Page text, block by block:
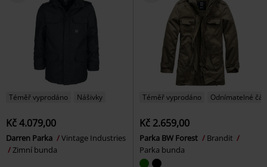
Téměř vyprodáno Nášivky
Kč 4.079,00
Darren Parka
Vintage Industries
Zimní bunda
Téměř vyprodáno Odnímatelné
Kč 2.659,00
Parka BW Forest
Brandit
Parka bunda